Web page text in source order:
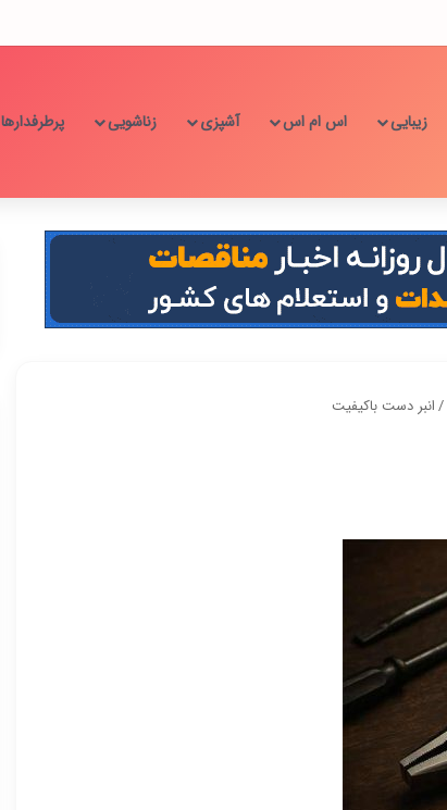
زیبایی اس ام اس آشپزی زناشویی پرطرفدارها
/انبر دست باکیفیت